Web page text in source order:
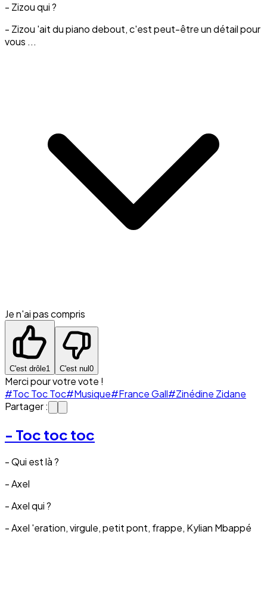
- Zizou qui ?
- Zizou 'ait du piano debout, c'est peut-être un détail pour
vous ...
Je n'ai pas compris
C'est drôle1 C'est nul 0
Merci pour votre vote !
#Toc Toc Toc#Musique#France Gall#Zinédine Zidane
Partager :
- Toc toc toc
- Qui est là ?
- Axel
- Axel qui ?
- Axel 'eration, virgule, petit pont, frappe, Kylian Mbappé